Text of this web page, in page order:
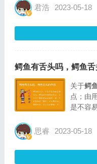
当鳄鱼
君浩 2023-05-18
鳄鱼有舌头吗，鳄鱼舌
关于鳄
点；由
是不容
颚中，
思睿 2023-05-18